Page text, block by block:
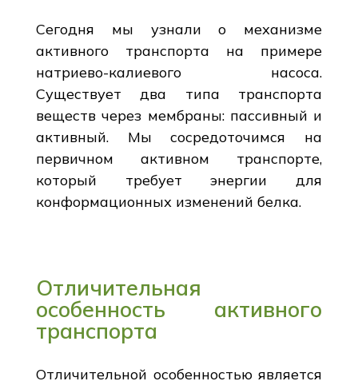
Сегодня мы узнали о механизме
активного транспорта на примере
натриево-калиевого насоса.
Существует два типа транспорта
веществ через мембраны: пассивный и
активный. Мы сосредоточимся на
первичном активном транспорте,
который требует энергии для
конформационных изменений белка.
Отличительная
особенность активного
транспорта
Отличительной особенностью является